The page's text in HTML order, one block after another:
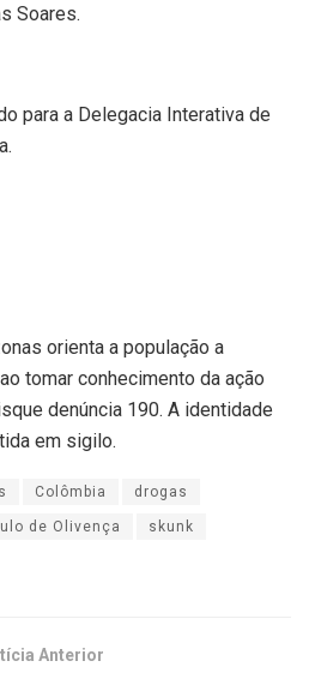
Soares.
para a Delegacia Interativa de
orienta a população a
tomar conhecimento da ação
denúncia 190. A identidade
em sigilo.
Colômbia drogas
de Olivença skunk
Anterior